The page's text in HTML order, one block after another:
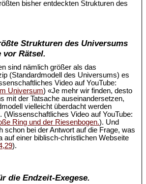
bisher entdeckten Strukturen des
Strukturen des Universums
vor Rätsel.
sind nämlich größer als das
(Standardmodell des Universums) es
Video auf YouTube:
Universum) «Je mehr wir finden, desto
mit der Tatsache auseinandersetzen,
vielleicht überdacht werden
(Wissenschaftliches Video auf YouTube:
Ring und der Riesenbogen.). Und
schon bei der Antwort auf die Frage, was
auf einer biblisch-christlichen Webseite
).
die Endzeit-Exegese.